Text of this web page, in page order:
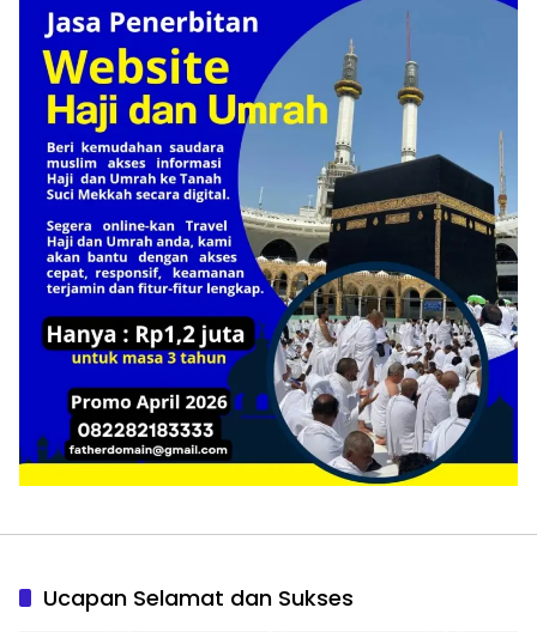
Ucapan Selamat dan Sukses